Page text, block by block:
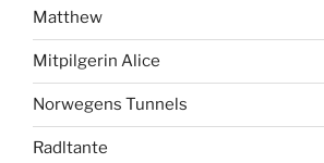
Matthew
Mitpilgerin Alice
Norwegens Tunnels
Radltante